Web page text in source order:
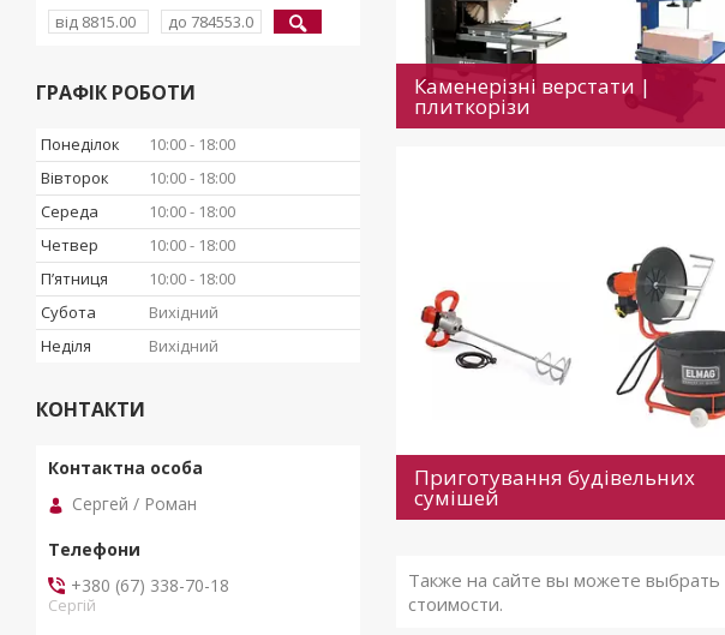
Каменерізні верстати |
плиткорізи
Приготування будівельних
сумішей
Также на сайте вы можете выбрать
стоимости.
ГРАФІК РОБОТИ
Понеділок 10:00
18:00
Вівторок
10:00
18:00
Середа
10:00
18:00
Четвер
10:00
18:00
Пʼятниця
10:00
18:00
Субота
Вихідний
Неділя
Вихідний
КОНТАКТИ
Сергей / Роман
+380 (67) 338-70-18
Сергій